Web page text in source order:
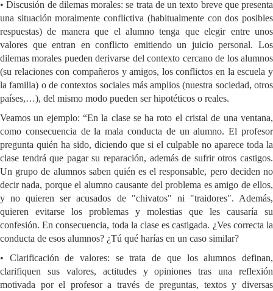
• Discusión de dilemas morales: se trata de un texto breve que presenta
una situación moralmente conflictiva (habitualmente con dos posibles
respuestas) de manera que el alumno tenga que elegir entre unos
valores que entran en conflicto emitiendo un juicio personal. Los
dilemas morales pueden derivarse del contexto cercano de los alumnos
(su relaciones con compañeros y amigos, los conflictos en la escuela y
la familia) o de contextos sociales más amplios (nuestra sociedad, otros
países,…), del mismo modo pueden ser hipotéticos o reales.
Veamos un ejemplo: “En la clase se ha roto el cristal de una ventana,
como consecuencia de la mala conducta de un alumno. El profesor
pregunta quién ha sido, diciendo que si el culpable no aparece toda la
clase tendrá que pagar su reparación, además de sufrir otros castigos.
Un grupo de alumnos saben quién es el responsable, pero deciden no
decir nada, porque el alumno causante del problema es amigo de ellos,
y no quieren ser acusados de "chivatos" ni "traidores". Además,
quieren evitarse los problemas y molestias que les causaría su
confesión. En consecuencia, toda la clase es castigada. ¿Ves correcta la
conducta de esos alumnos? ¿Tú qué harías en un caso similar?
• Clarificación de valores: se trata de que los alumnos definan,
clarifiquen sus valores, actitudes y opiniones tras una reflexión
motivada por el profesor a través de preguntas, textos y diversas